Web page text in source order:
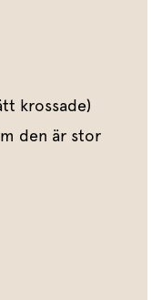
krossade)
den är stor